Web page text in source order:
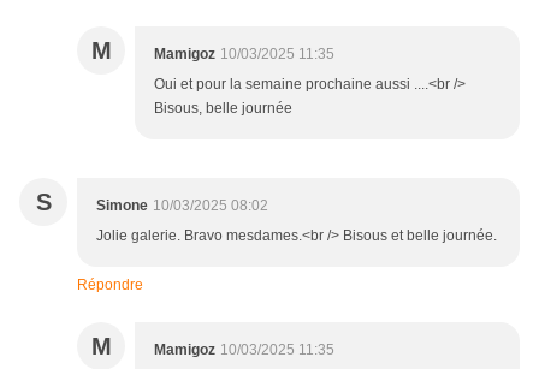
M Mamigoz 10/03/2025 11:35
Oui et pour la semaine prochaine aussi ....<br />
Bisous, belle journée
S Simone 10/03/2025 08:02
Jolie galerie. Bravo mesdames.<br /> Bisous et belle journée.
Répondre
M Mamigoz 10/03/2025 11:35